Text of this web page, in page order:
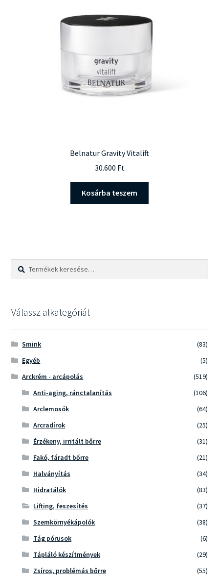
Belnatur Gravity Vitalift
30.600 Ft
Kosárba teszem
Keresés
Keresés
Válassz alkategóriát
Smink
(83)
Egyéb
(5)
Arckrém - arcápolás
(519)
Anti-aging, ránctalanítás
(106)
Arclemosók
(64)
Arcradírok
(25)
Érzékeny, irritált bőrre
(31)
Fakó, fáradt bőrre
(21)
Halványítás
(34)
Hidratálók
(83)
Lifting, feszesítés
(37)
Szemkörnyékápolók
(38)
Tág pórusok
(6)
Tápláló készítmények
(29)
Zsíros, problémás bőrre
(55)